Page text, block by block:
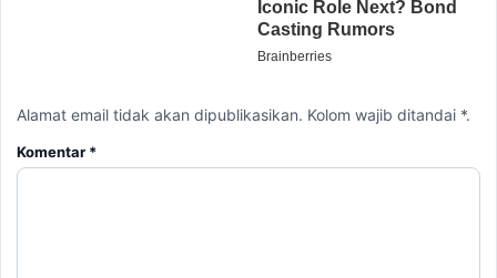
Alamat email tidak akan dipublikasikan. Kolom wajib ditandai *.
Komentar *